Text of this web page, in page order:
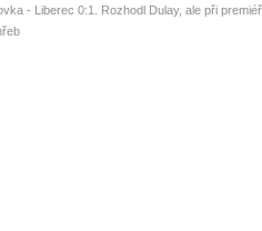
- Liberec 0:1. Rozhodl Dulay, ale při